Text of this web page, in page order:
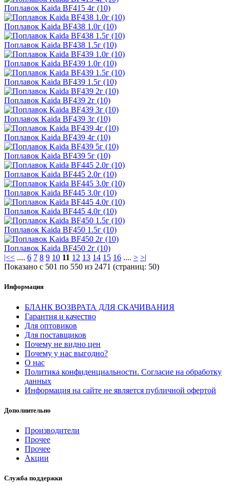
Поплавок Kaida BF415 4г (10)
Поплавок Kaida BF438 1.0г (10)
Поплавок Kaida BF438 1.5г (10)
Поплавок Kaida BF439 1.0г (10)
Поплавок Kaida BF439 1.5г (10)
Поплавок Kaida BF439 2г (10)
Поплавок Kaida BF439 3г (10)
Поплавок Kaida BF439 4г (10)
Поплавок Kaida BF439 5г (10)
Поплавок Kaida BF445 2.0г (10)
Поплавок Kaida BF445 3.0г (10)
Поплавок Kaida BF445 4.0г (10)
Поплавок Kaida BF450 1.5г (10)
Поплавок Kaida BF450 2г (10)
|<< .... 6 7 8 9 10 11 12 13 14 15 16 .... > >|
Показано с 501 по 550 из 2471 (страниц: 50)
Информация
БЛАНК ВОЗВРАТА ДЛЯ СКАЧИВАНИЯ
Гарантия и качество
Для оптовиков
Для поставщиков
Почему не видно цен
Почему у нас выгодно?
О нас
Политика конфиденциальности. Согласие на обработку
данных
Информация на сайте не является публичной офертой
Дополнительно
Производители
Прочее
Прочее
Акции
Служба поддержки